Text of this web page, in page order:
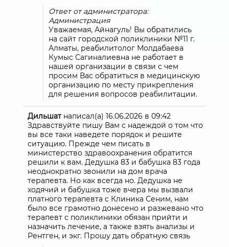
Ответ от администратора:
Администрация
Уважаемая, Айнагуль! Вы обратились
на сайт городской поликлиники №11 г.
Алматы, реабилитолог Молдабаева
Кумыс Сагиналиевна не работает в
нашей организации в связи с чем
просим Вас обратиться в медицинскую
организацию по месту прикрепления
для решения вопросов реабилитации.
Дильшат написал(а) 16.06.2026 в 09:42
Здравствуйте пишу Вам с надеждой о том что
вы все таки наведете порядок и решите
ситуацию. Прежде чем писать в
министерство здравоохранения обратится
решили к вам. Дедушка 83 и бабушка 83 года
неоднократно звонили на дом врача
терапевта. Но как всегда но. Дедушка не
ходячий и бабушка тоже вчера мы вызвали
платного терапевта с Клиника Сеним, нам
было все грамотно донесено и разжевано что
терапевт с поликлиники обязан прийти и
назначить лечение, а также взять анализы и
Рентген, и экг. Прошу дать обратную связь